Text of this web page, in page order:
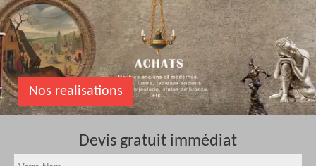
Nos realisations
Devis gratuit immédiat